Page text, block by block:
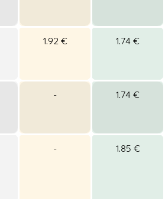
1.92 € 1.74 €
- 1.74 €
- 1.85 €